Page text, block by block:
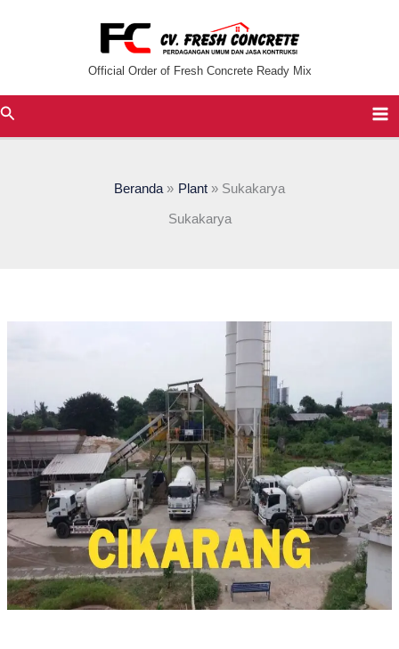
Official Order of Fresh Concrete Ready Mix
Cari
Beranda Plant Sukakarya
Sukakarya